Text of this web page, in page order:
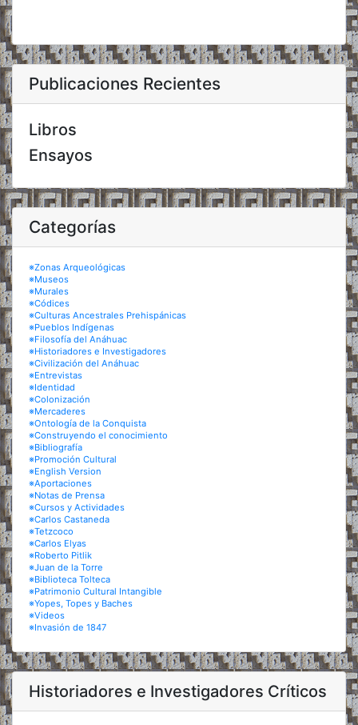
Publicaciones Recientes
Libros
Ensayos
Categorías
※Zonas Arqueológicas
※Museos
※Murales
※Códices
※Culturas Ancestrales Prehispánicas
※Pueblos Indígenas
※Filosofía del Anáhuac
※Historiadores e Investigadores
※Civilización del Anáhuac
※Entrevistas
※Identidad
※Colonización
※Mercaderes
※Ontología de la Conquista
※Construyendo el conocimiento
※Bibliografía
※Promoción Cultural
※English Version
※Aportaciones
※Notas de Prensa
※Cursos y Actividades
※Carlos Castaneda
※Tetzcoco
※Carlos Elyas
※Roberto Pitlik
※Juan de la Torre
※Biblioteca Tolteca
※Patrimonio Cultural Intangible
※Yopes, Topes y Baches
※Videos
※Invasión de 1847
Historiadores e Investigadores Críticos